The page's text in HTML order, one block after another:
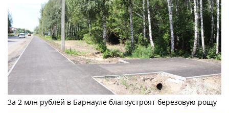
За 2 млн рублей в Барнауле благоустроят березовую рощу